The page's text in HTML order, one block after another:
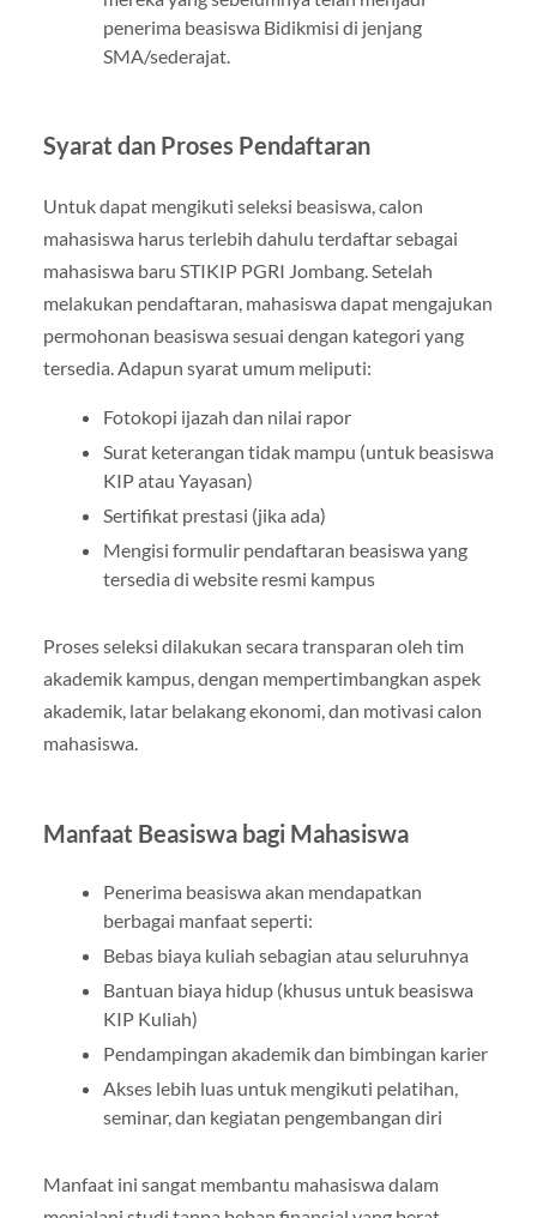
penerima beasiswa Bidikmisi di jenjang
SMA/sederajat.
Syarat dan Proses Pendaftaran
Untuk dapat mengikuti seleksi beasiswa, calon
mahasiswa harus terlebih dahulu terdaftar sebagai
mahasiswa baru STIKIP PGRI Jombang. Setelah
melakukan pendaftaran, mahasiswa dapat mengajukan
permohonan beasiswa sesuai dengan kategori yang
tersedia. Adapun syarat umum meliputi:
Fotokopi ijazah dan nilai rapor
Surat keterangan tidak mampu (untuk beasiswa
KIP atau Yayasan)
Sertifikat prestasi (jika ada)
Mengisi formulir pendaftaran beasiswa yang
tersedia di website resmi kampus
Proses seleksi dilakukan secara transparan oleh tim
akademik kampus, dengan mempertimbangkan aspek
akademik, latar belakang ekonomi, dan motivasi calon
mahasiswa.
Manfaat Beasiswa bagi Mahasiswa
Penerima beasiswa akan mendapatkan
berbagai manfaat seperti:
Bebas biaya kuliah sebagian atau seluruhnya
Bantuan biaya hidup (khusus untuk beasiswa
KIP Kuliah)
Pendampingan akademik dan bimbingan karier
Akses lebih luas untuk mengikuti pelatihan,
seminar, dan kegiatan pengembangan diri
Manfaat ini sangat membantu mahasiswa dalam